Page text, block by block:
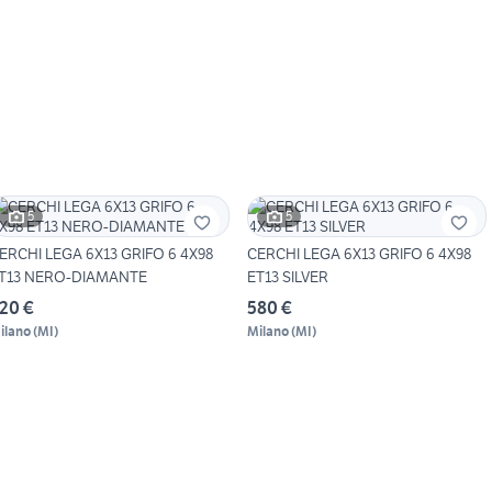
5
LEGA 6X13 GRIFO 6 4X98
NERO-DIAMANTE
€
(MI)
5
CERCHI LEGA 6X13 GRIFO 6 4X98
ET13 SILVER
580 €
Milano(MI)